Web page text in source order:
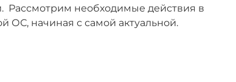
Рассмотрим необходимые действия в
ОС, начиная с самой актуальной.